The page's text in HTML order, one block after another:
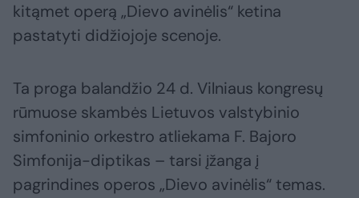
kitąmet operą „Dievo avinėlis“ ketina
pastatyti didžiojoje scenoje.
Ta proga balandžio 24 d. Vilniaus kongresų
rūmuose skambės Lietuvos valstybinio
simfoninio orkestro atliekama F. Bajoro
Simfonija-diptikas – tarsi įžanga į
pagrindines operos „Dievo avinėlis“ temas.